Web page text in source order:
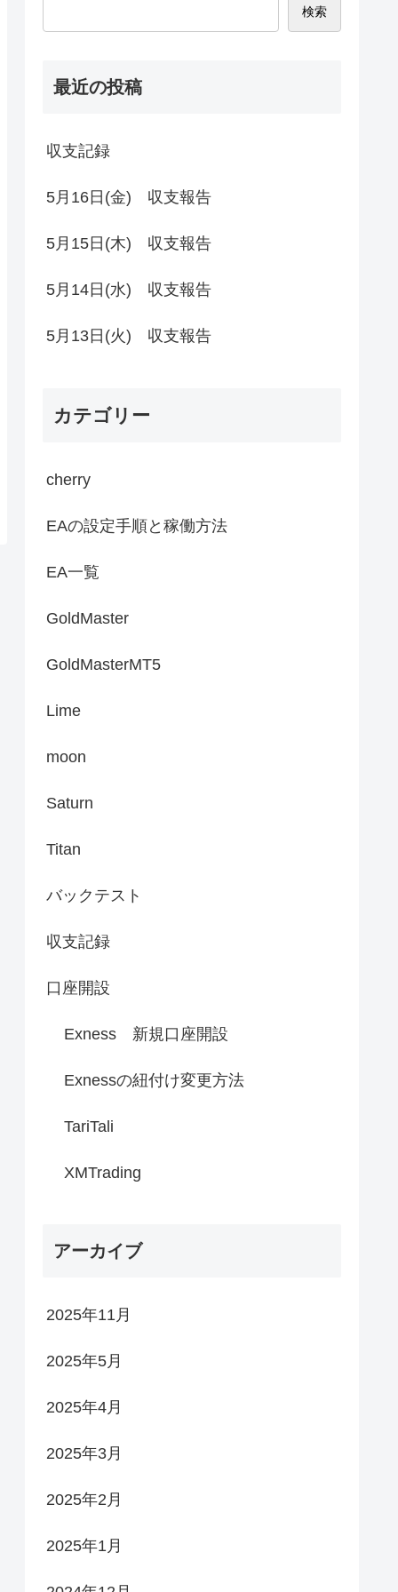
検索
最近の投稿
収支記録
5月16日(金) 収支報告
5月15日(木) 収支報告
5月14日(水) 収支報告
5月13日(火) 収支報告
カテゴリー
cherry
EAの設定手順と稼働方法
EA一覧
GoldMaster
GoldMasterMT5
Lime
moon
Saturn
Titan
バックテスト
収支記録
口座開設
Exness 新規口座開設
Exnessの紐付け変更方法
TariTali
XMTrading
アーカイブ
2025年11月
2025年5月
2025年4月
2025年3月
2025年2月
2025年1月